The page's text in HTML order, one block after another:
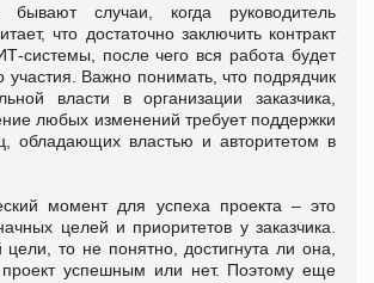
случаи, когда руководитель
что достаточно заключить контракт
системы, после чего вся работа будет
участия. Важно понимать, что подрядчик
власти в организации заказчика,
любых изменений требует поддержки
обладающих властью и авторитетом в
момент для успеха проекта – это
целей и приоритетов у заказчика.
то не понятно, достигнута ли она,
проект успешным или нет. Поэтому еще